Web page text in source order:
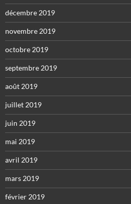
décembre 2019
novembre 2019
octobre 2019
septembre 2019
août 2019
juillet 2019
juin 2019
mai 2019
avril 2019
mars 2019
février 2019